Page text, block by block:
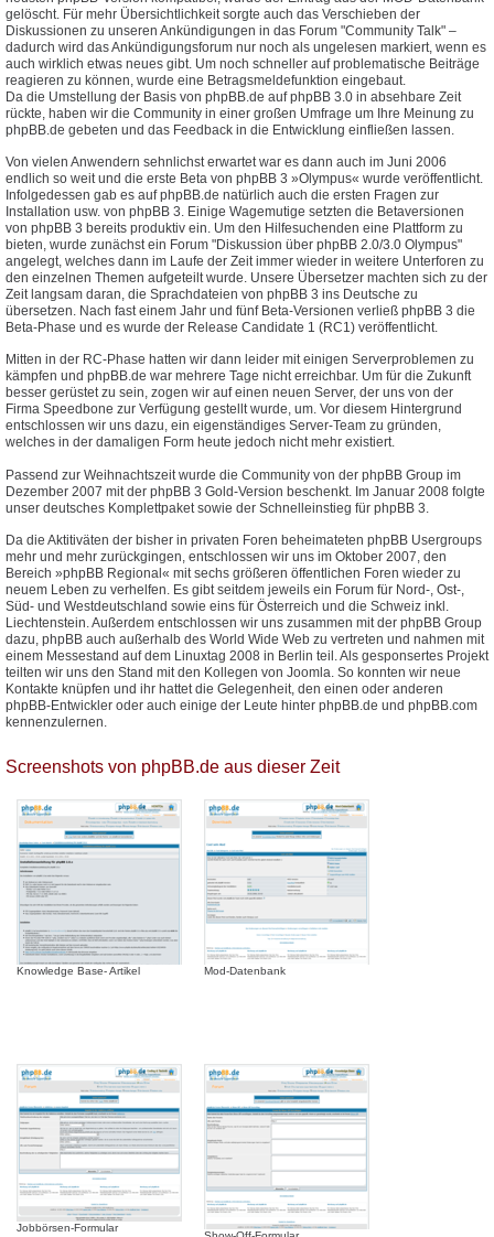
gelöscht. Für mehr Übersichtlichkeit sorgte auch das Verschieben der
Diskussionen zu unseren Ankündigungen in das Forum "Community Talk" –
dadurch wird das Ankündigungsforum nur noch als ungelesen markiert, wenn es
auch wirklich etwas neues gibt. Um noch schneller auf problematische Beiträge
reagieren zu können, wurde eine Betragsmeldefunktion eingebaut.
Da die Umstellung der Basis von phpBB.de auf phpBB 3.0 in absehbare Zeit
rückte, haben wir die Community in einer großen Umfrage um Ihre Meinung zu
phpBB.de gebeten und das Feedback in die Entwicklung einfließen lassen.
Von vielen Anwendern sehnlichst erwartet war es dann auch im Juni 2006
endlich so weit und die erste Beta von phpBB 3 »Olympus« wurde veröffentlicht.
Infolgedessen gab es auf phpBB.de natürlich auch die ersten Fragen zur
Installation usw. von phpBB 3. Einige Wagemutige setzten die Betaversionen
von phpBB 3 bereits produktiv ein. Um den Hilfesuchenden eine Plattform zu
bieten, wurde zunächst ein Forum "Diskussion über phpBB 2.0/3.0 Olympus"
angelegt, welches dann im Laufe der Zeit immer wieder in weitere Unterforen zu
den einzelnen Themen aufgeteilt wurde. Unsere Übersetzer machten sich zu der
Zeit langsam daran, die Sprachdateien von phpBB 3 ins Deutsche zu
übersetzen. Nach fast einem Jahr und fünf Beta-Versionen verließ phpBB 3 die
Beta-Phase und es wurde der Release Candidate 1 (RC1) veröffentlicht.
Mitten in der RC-Phase hatten wir dann leider mit einigen Serverproblemen zu
kämpfen und phpBB.de war mehrere Tage nicht erreichbar. Um für die Zukunft
besser gerüstet zu sein, zogen wir auf einen neuen Server, der uns von der
Firma Speedbone zur Verfügung gestellt wurde, um. Vor diesem Hintergrund
entschlossen wir uns dazu, ein eigenständiges Server-Team zu gründen,
welches in der damaligen Form heute jedoch nicht mehr existiert.
Passend zur Weihnachtszeit wurde die Community von der phpBB Group im
Dezember 2007 mit der phpBB 3 Gold-Version beschenkt. Im Januar 2008 folgte
unser deutsches Komplettpaket sowie der Schnelleinstieg für phpBB 3.
Da die Aktitiväten der bisher in privaten Foren beheimateten phpBB Usergroups
mehr und mehr zurückgingen, entschlossen wir uns im Oktober 2007, den
Bereich »phpBB Regional« mit sechs größeren öffentlichen Foren wieder zu
neuem Leben zu verhelfen. Es gibt seitdem jeweils ein Forum für Nord-, Ost-,
Süd- und Westdeutschland sowie eins für Österreich und die Schweiz inkl.
Liechtenstein. Außerdem entschlossen wir uns zusammen mit der phpBB Group
dazu, phpBB auch außerhalb des World Wide Web zu vertreten und nahmen mit
einem Messestand auf dem Linuxtag 2008 in Berlin teil. Als gesponsertes Projekt
teilten wir uns den Stand mit den Kollegen von Joomla. So konnten wir neue
Kontakte knüpfen und ihr hattet die Gelegenheit, den einen oder anderen
phpBB-Entwickler oder auch einige der Leute hinter phpBB.de und phpBB.com
kennenzulernen.
Screenshots von phpBB.de aus dieser Zeit
Knowledge Base- Artikel Mod-Datenbank
Jobbörsen-Formular